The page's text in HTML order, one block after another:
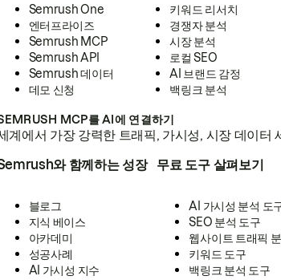
Semrush One
엔터프라이즈
Semrush MCP
Semrush API
Semrush 데이터
데모 신청
키워드 리서치
경쟁자 분석
시장 분석
로컬 SEO
AI 브랜드 감정
백링크 분석
MCP를 AI에 연결하기
계에서 가장 강력한 트래픽, 가시성, 시장 데이
와 함께하는 성장
블로그
지식 베이스
아카데미
성공사례
AI 가시성 지수
무료 도구 살펴보기
AI 가시성 분석 도
SEO 분석 도구
웹사이트 트래픽
키워드 도구
백링크 분석 도구